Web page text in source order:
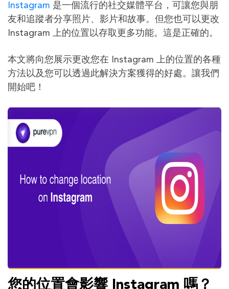
Instagram 是一個流行的社交媒體平台，可讓您與朋
友和追蹤者分享照片、影片和故事。但您也可以更改
Instagram 上的位置以存取更多功能。這是正確的。
本文將向您展示更改您在 Instagram 上的位置的各種
方法以及您可以透過此解決方案獲得的好處。讓我們
開始吧！
您的位置會影響 Instagram 嗎？